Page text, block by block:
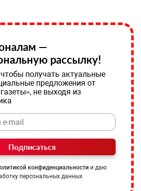
—
рассылку!
получать актуальные
предложения от
не выходя из
Подписаться
конфиденциальности и даю
персональных данных